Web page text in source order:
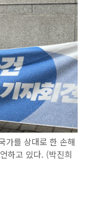
가를 상대로 한 손해
하고 있다. (박진희